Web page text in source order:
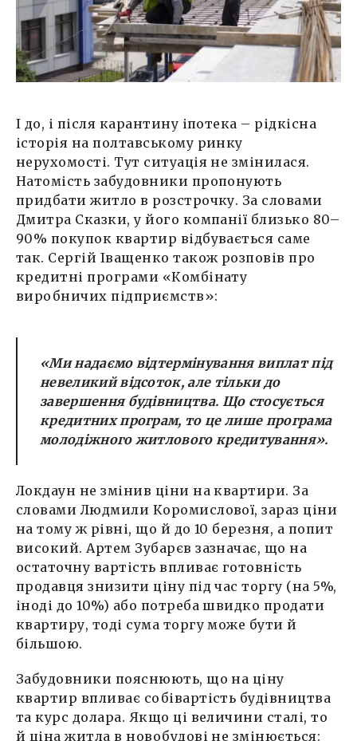
І до, і після карантину іпотека – рідкісна
історія на полтавському ринку
нерухомості. Тут ситуація не змінилася.
Натомість забудовники пропонують
придбати житло в розстрочку. За словами
Дмитра Сказки, у його компанії близько 80–
90% покупок квартир відбувається саме
так. Сергій Іващенко також розповів про
кредитні програми «Комбінату
виробничих підприємств»:
«Ми надаємо відтермінування виплат під
невеликий відсоток, але тільки до
завершення будівництва. Що стосується
кредитних програм, то це лише програма
молодіжного житлового кредитування».
Локдаун не змінив ціни на квартири. За
словами Людмили Коромислової, зараз ціни
на тому ж рівні, що й до 10 березня, а попит
високий. Артем Зубарєв зазначає, що на
остаточну вартість впливає готовність
продавця знизити ціну під час торгу (на 5%,
іноді до 10%) або потреба швидко продати
квартиру, тоді сума торгу може бути й
більшою.
Забудовники пояснюють, що на ціну
квартир впливає собівартість будівництва
та курс долара. Якщо ці величини сталі, то
й ціна житла в новобудові не змінюється: